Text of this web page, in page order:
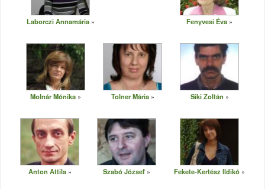
Laborczi Annamária Fenyvesi Éva
Molnár Mónika Tolner Mária Siki Zoltán
Anton Attila Szabó József Fekete-Kertész Ildikó